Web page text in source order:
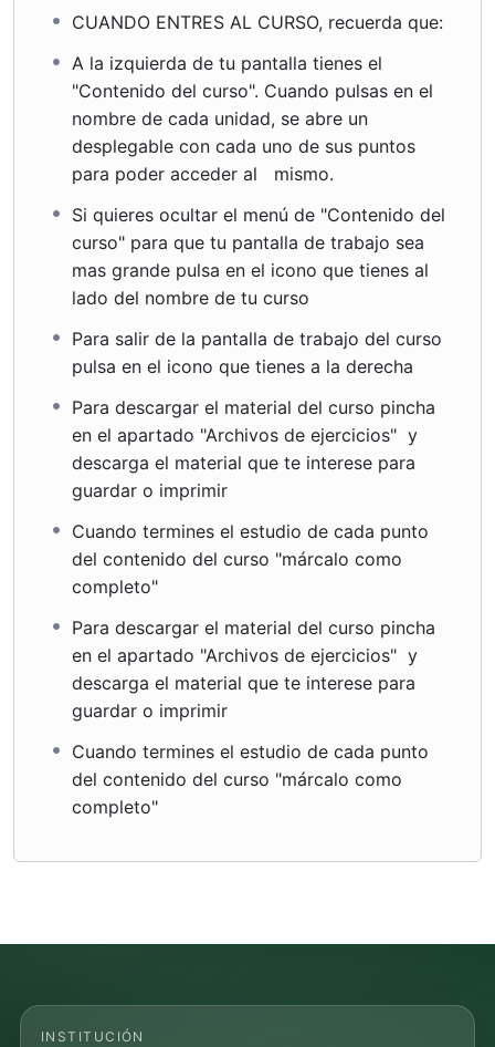
CUANDO ENTRES AL CURSO, recuerda que:
A la izquierda de tu pantalla tienes el
"Contenido del curso". Cuando pulsas en el
nombre de cada unidad, se abre un
desplegable con cada uno de sus puntos
para poder acceder al mismo.
Si quieres ocultar el menú de "Contenido del
curso" para que tu pantalla de trabajo sea
mas grande pulsa en el icono que tienes al
lado del nombre de tu curso
Para salir de la pantalla de trabajo del curso
pulsa en el icono que tienes a la derecha
Para descargar el material del curso pincha
en el apartado "Archivos de ejercicios" y
descarga el material que te interese para
guardar o imprimir
Cuando termines el estudio de cada punto
del contenido del curso "márcalo como
completo"
Para descargar el material del curso pincha
en el apartado "Archivos de ejercicios" y
descarga el material que te interese para
guardar o imprimir
Cuando termines el estudio de cada punto
del contenido del curso "márcalo como
completo"
INSTITUCIÓN